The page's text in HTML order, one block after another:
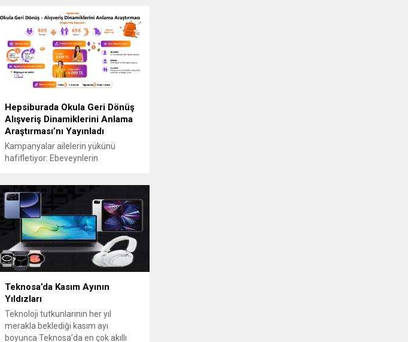
Hepsiburada Okula Geri Dönüş
Alışveriş Dinamiklerini Anlama
Araştırması’nı Yayınladı
Kampanyalar ailelerin yükünü
hafifletiyor: Ebeveynlerin
var. Hepsiburada Okula Geri Dönüş
Alışveriş Dinamiklerini Anlama
Araştırması’nı Yayınladı Türkiye’nin
önde gelen e-ticaret platformu
Hepsiburada, “Okula Geri Dönüş –
Alışveriş Dinamikleri
Araştırması”nın sonuçlarını açıkladı.
anket ve odak grup çalışmaları
içeren araştırmanın...
Teknosa’da Kasım Ayının
Yıldızları
Teknoloji tutkunlarının her yıl
merakla beklediği kasım ayı
boyunca Teknosa’da en çok akıllı